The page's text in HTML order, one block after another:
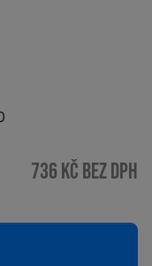
736 Kč bez DPH